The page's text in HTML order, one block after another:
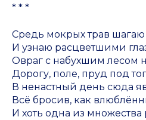
* * *
Средь мокрых трав шагаю
И узнаю расцветшими
Овраг с набухшим лесом
Дорогу, поле, пруд под
В ненастный день сюда
Всё бросив, как
И хоть одна из множества